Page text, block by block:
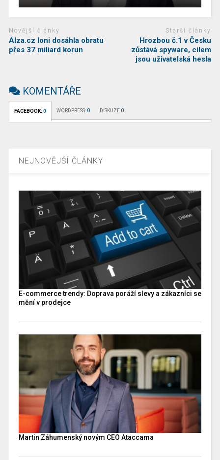
Novější články
Alza.cz loni dosáhla obratu
přes 37 miliard korun
Starší články
Hrozbou č.1 v Česku
zůstává spyware, cílem
jsou uživatelská hesla
KOMENTÁŘE
FACEBOOK: 0 WORDPRESS: 0 DISKUZE 0
NEJNOVĚJŠÍ ČLÁNKY
E-commerce trendy: Doprava poráží slevy a zákazníci se
mění v prodejce
Martin Záhumenský novým CEO Ataccama